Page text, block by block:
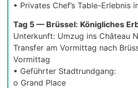
• Privates Chef’s Table-Erlebnis
Tag 5 — Brüssel: Königliches
Unterkunft: Umzug ins Château
Transfer am Vormittag nach
Vormittag
• Geführter Stadtrundgang:
o Grand Place